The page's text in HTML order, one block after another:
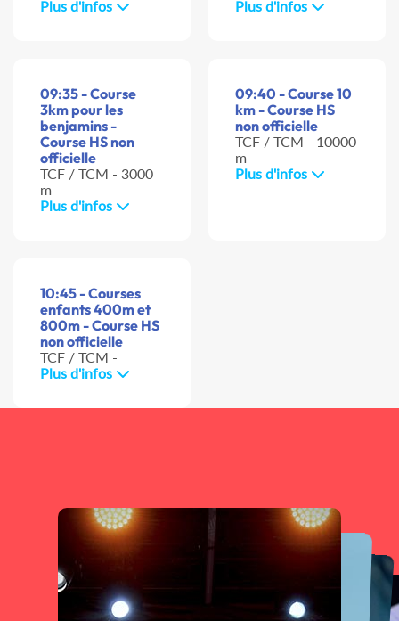
Plus d'infos Plus d'infos
09:35 - Course
3km pour les
benjamins -
Course HS non
officielle
TCF / TCM - 3000
m
Plus d'infos
09:40 - Course 10
km - Course HS
non officielle
TCF / TCM - 10000
m
Plus d'infos
10:45 - Courses
enfants 400m et
800m - Course HS
non officielle
TCF / TCM -
Plus d'infos